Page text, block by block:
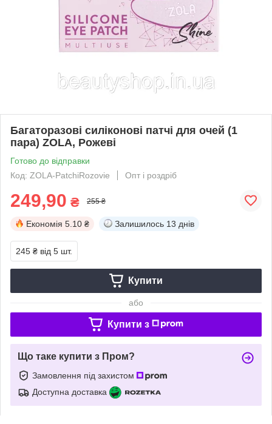
Багаторазові силіконові патчі для очей (1
пара) ZOLA, Рожеві
Готово до відправки
Код: ZOLA-PatchiRozovie
Опт і роздріб
249,90 ₴ 255 ₴
Економія 5.10 ₴ Залишилось 13 днів
245 ₴ від 5 шт.
Купити
або
Купити з
Що таке купити з Пром?
Замовлення під захистом
Доступна доставка